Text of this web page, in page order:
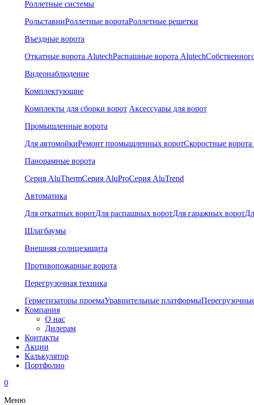
Роллетные системы
РольставниРоллетные воротаРоллетные решетки
Въездные ворота
Откатные ворота AlutechРаспашные ворота Alutech
Видеонаблюдение
Комплектующие
Комплекты для сборки ворот Аксессуары для ворот
Промышленные ворота
Для автомойкиРемонт промышленных воротСкоростные
Панорамные ворота
Серия AluThermСерия AluProСерия AluTrend
Автоматика
Для откатных воротДля распашных воротДля гаражных ворот
Шлагбаумы
Внешняя солнцезащита
Противопожарные ворота
Перегрузочная техника
Герметизаторы проемаУравнительные платформы
Компания
О нас
Дилерам
Контакты
Акции
Калькулятор
Портфолио
0
Меню